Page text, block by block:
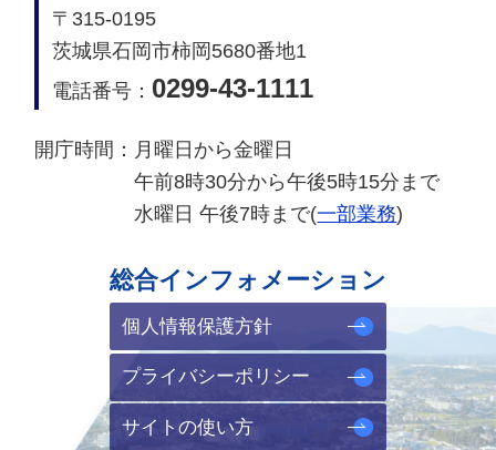
〒315-0195
茨城県石岡市柿岡5680番地1
電話番号： 0299-43-1111
開庁時間： 月曜日から金曜日
午前8時30分から午後5時15分まで
水曜日 午後7時まで(一部業務)
総合インフォメーション
個人情報保護方針
プライバシーポリシー
サイトの使い方